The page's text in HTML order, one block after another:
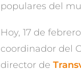
populares del
Hoy, 17 de
coordinador del
director de